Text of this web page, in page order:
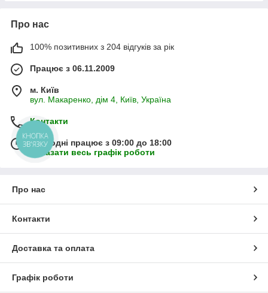
Про нас
100% позитивних з 204 відгуків за рік
Працює з 06.11.2009
м. Київ
вул. Макаренко, дім 4, Київ, Україна
Контакти
Сьогодні працює з 09:00 до 18:00
Показати весь графік роботи
Про нас
Контакти
Доставка та оплата
Графік роботи
КНОПКА
ЗВ'ЯЗКУ